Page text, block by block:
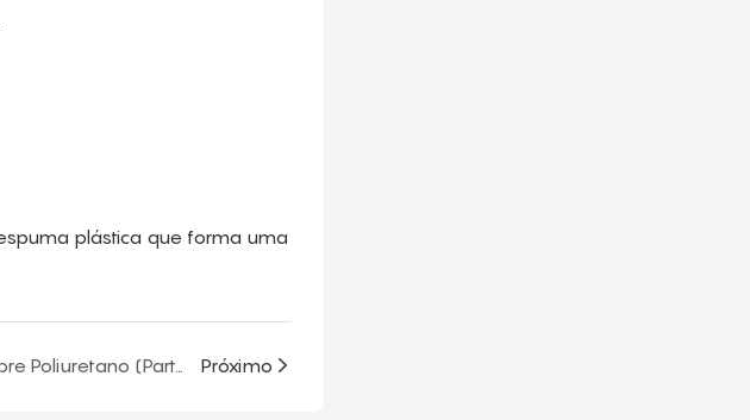
plástica que forma uma
Conceito Básico Q&A sobre Poliuretano (Parte Dez) Próximo